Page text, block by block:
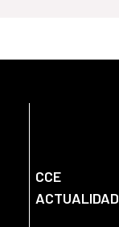
CCE
ACTUALIDAD